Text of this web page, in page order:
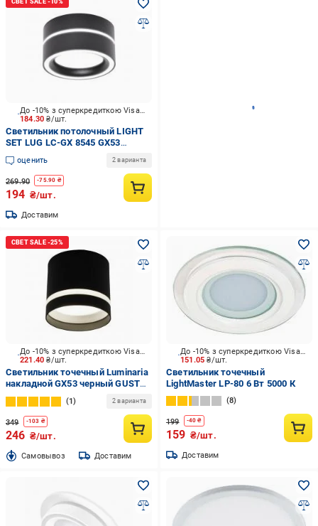
184.30₴/шт.
До -10% з суперкредиткою Visa Вигода
Светильник потолочный LIGHT
SET LUG LC-GX 8545 GX53
черный
оценить 2 варианта
269.90 -75.90 ₴
194 ₴/шт.
Доставим
221.40₴/шт.
До -10% з суперкредиткою Visa Вигода
Светильник точечный Luminaria
накладной GX53 черный GUSTA
1хGX53 BLACK
1 2 варианта
349 -103 ₴
246 ₴/шт.
Cамовывоз Доставим
151.05₴/шт.
До -10% з суперкредиткою Visa Вигода
Светильник точечный
LightMaster LP-80 6 Вт 5000 К
8
199 -40 ₴
159 ₴/шт.
Доставим